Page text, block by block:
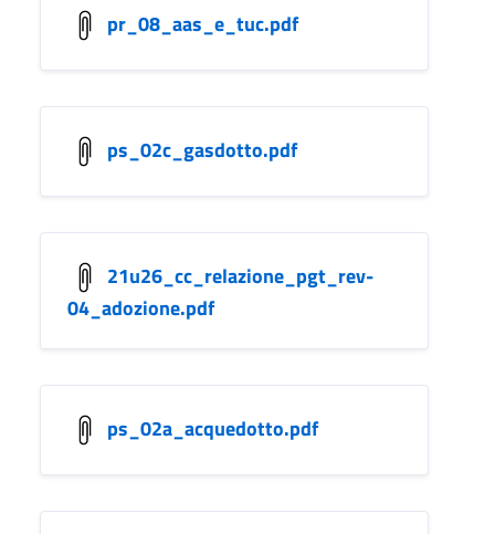
pr_08_aas_e_tuc.pdf
ps_02c_gasdotto.pdf
21u26_cc_relazione_pgt_rev-
04_adozione.pdf
ps_02a_acquedotto.pdf